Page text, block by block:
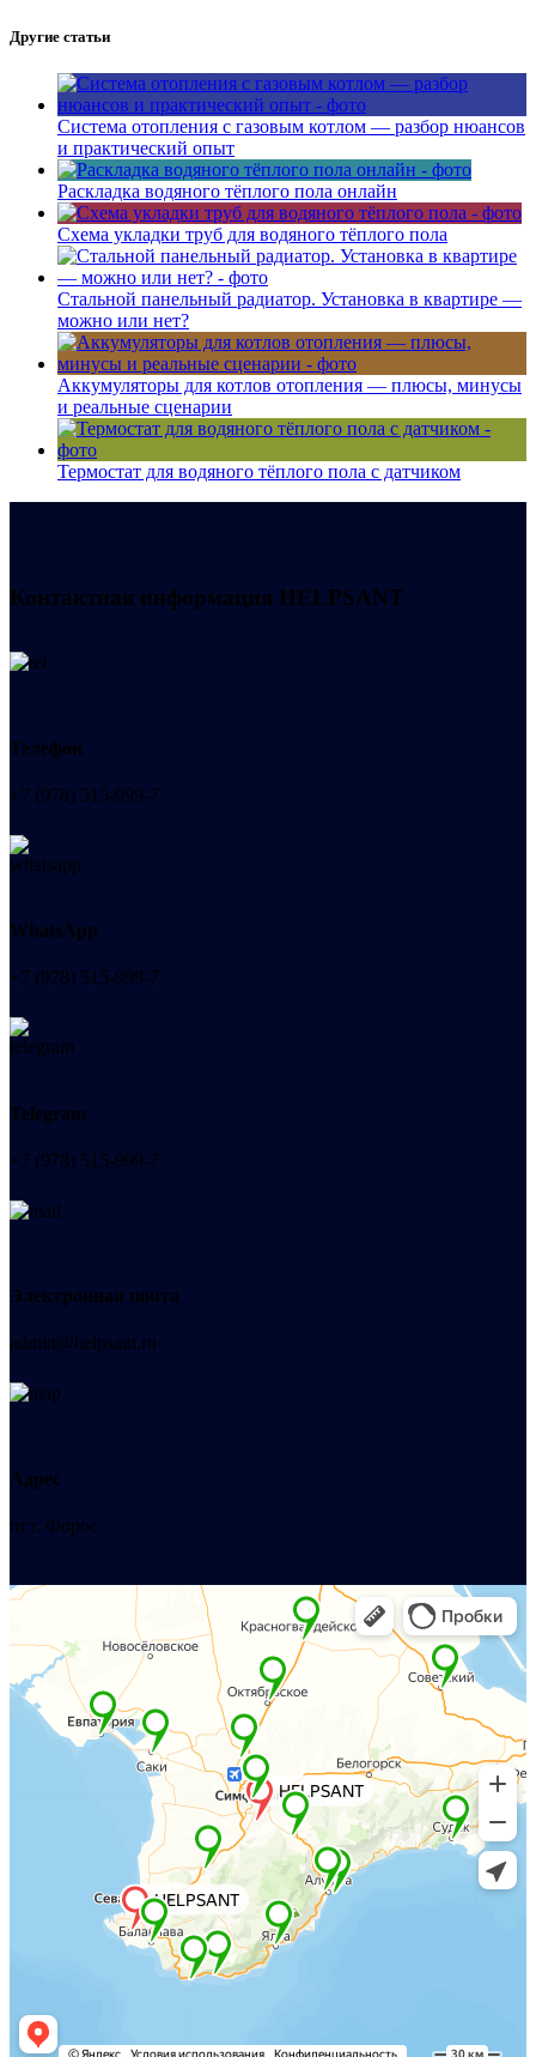
Другие статьи
Система отопления с газовым котлом — разбор нюансов
и практический опыт
Раскладка водяного тёплого пола онлайн
Схема укладки труб для водяного тёплого пола
Стальной панельный радиатор. Установка в квартире —
можно или нет?
Аккумуляторы для котлов отопления — плюсы, минусы
и реальные сценарии
Термостат для водяного тёплого пола с датчиком
Контактная информация HELPSANT
Телефон
+7 (978) 515-999-7
WhatsApp
+7 (978) 515-999-7
Telegram
+7 (978) 515-999-7
Электронная почта
admin@helpsant.ru
Адрес
пгт. Форос